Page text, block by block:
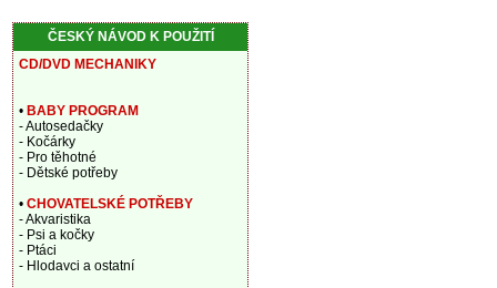
ČESKÝ NÁVOD K POUŽITÍ
CD/DVD MECHANIKY
• BABY PROGRAM
- Autosedačky
- Kočárky
- Pro těhotné
- Dětské potřeby
• CHOVATELSKÉ POTŘEBY
- Akvaristika
- Psi a kočky
- Ptáci
- Hlodavci a ostatní